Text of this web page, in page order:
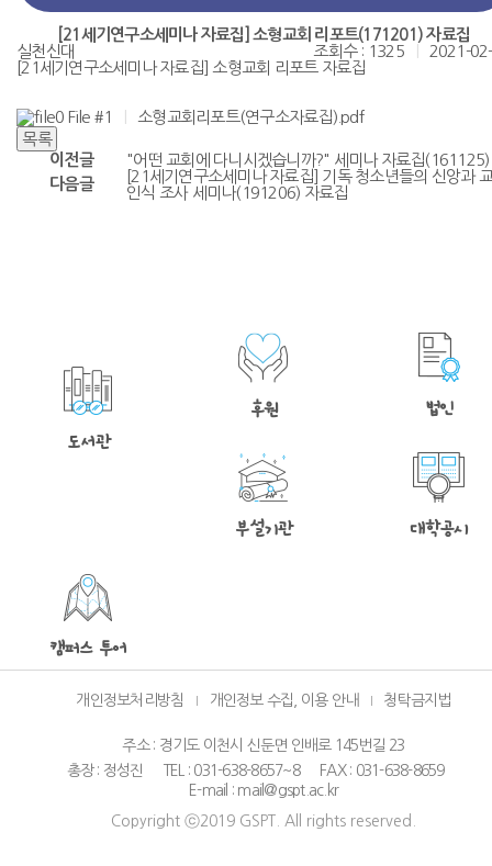
[21세기연구소세미나 자료집] 소형교회 리포트(171201) 자료집
실천신대
조회수 : 1325
2021-
[21세기연구소세미나 자료집] 소형교회 리포트 자료집
File #1 소형교회리포트(연구소자료집).pdf
이전글
"어떤 교회에 다니시겠습니까?" 세미나 자료집(161125)
다음글
[21세기연구소세미나 자료집] 기독 청소년들의 신앙과
인식 조사 세미나(191206) 자료집
도서관
후원 법인
부설기관 대학공시
캠퍼스 투어
개인정보처리방침 개인정보 수집, 이용 안내 청탁금지법
주소 : 경기도 이천시 신둔면 인배로 145번길 23
총장 : 정성진
TEL : 031-638-8657~8
FAX : 031-638-8659
E-mail : mail@gspt.ac.kr
Copyright ⓒ2019 GSPT. All rights reserved.